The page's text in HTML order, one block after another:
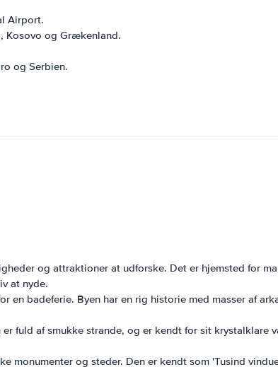
Airport.
Kosovo og Grækenland.
og Serbien.
og attraktioner at udforske. Det er hjemsted for
at nyde.
en badeferie. Byen har en rig historie med masser af
fuld af smukke strande, og er kendt for sit krystalklare
monumenter og steder. Den er kendt som 'Tusind